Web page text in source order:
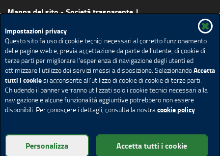
Impostazioni privacy
Questo sito fa uso di cookie tecnici necessari al corretto funzionamento
delle pagine web e, previa accettazione da parte dell’utente, di cookie di
terze parti per migliorare l’esperienza di navigazione degli utenti ed
ottimizzare l’utilizzo dei servizi messi a disposizione. SelezionandoAccetta
tutti i cookiesi acconsente all’utilizzo di cookie di cookie di terze parti.
Chiudendo il banner verranno utilizzati solo i cookie tecnici necessari alla
navigazione e alcune funzionalità aggiuntive potrebbero non essere
disponibili. Per conoscere i dettagli, consulta la nostracookie policy
Personalizza Accetta tutti i cookie
Mappa del sito - Società trasparente
Contatti
About us
Credits
Note legali Accessibilità
Cookie policy
Social media policy
Impostazione Cookie
| Telefono +39.02 39331.1 | PEC protocollo@pec.ariaspa.it | Società
soggetta a direzione e coordinamento da parte della Regione Lombardia.